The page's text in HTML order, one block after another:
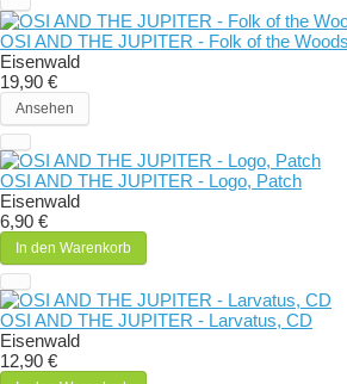
OSI AND THE JUPITER - Folk of the
Eisenwald
19,90 €
Ansehen
OSI AND THE JUPITER - Logo, Patch
Eisenwald
6,90 €
In den Warenkorb
OSI AND THE JUPITER - Larvatus, CD
Eisenwald
12,90 €